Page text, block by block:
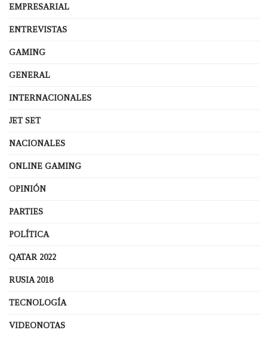
EMPRESARIAL
ENTREVISTAS
GAMING
GENERAL
INTERNACIONALES
JET SET
NACIONALES
ONLINE GAMING
OPINIÓN
PARTIES
POLÍTICA
QATAR 2022
RUSIA 2018
TECNOLOGÍA
VIDEONOTAS